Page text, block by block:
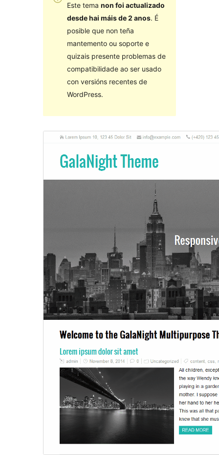
Este tema non foi actualizado
desde hai máis de 2 anos. É
posible que non teña
mantemento ou soporte e
quizais presente problemas de
compatibilidade ao ser usado
con versións recentes de
WordPress.